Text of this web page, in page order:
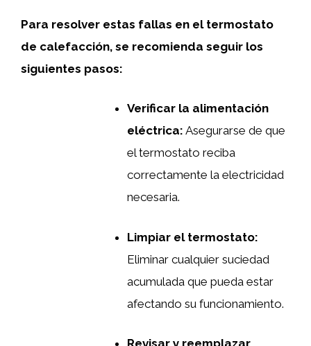
Para resolver estas fallas en el termostato
de calefacción, se recomienda seguir los
siguientes pasos:
Verificar la alimentación
eléctrica: Asegurarse de que
el termostato reciba
correctamente la electricidad
necesaria.
Limpiar el termostato:
Eliminar cualquier suciedad
acumulada que pueda estar
afectando su funcionamiento.
Revisar y reemplazar